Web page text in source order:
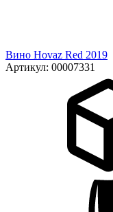
Вино Hovaz Red 2019
Артикул: 00007331